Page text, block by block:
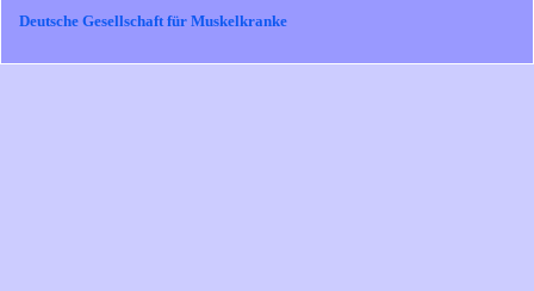
Deutsche Gesellschaft für Muskelkranke